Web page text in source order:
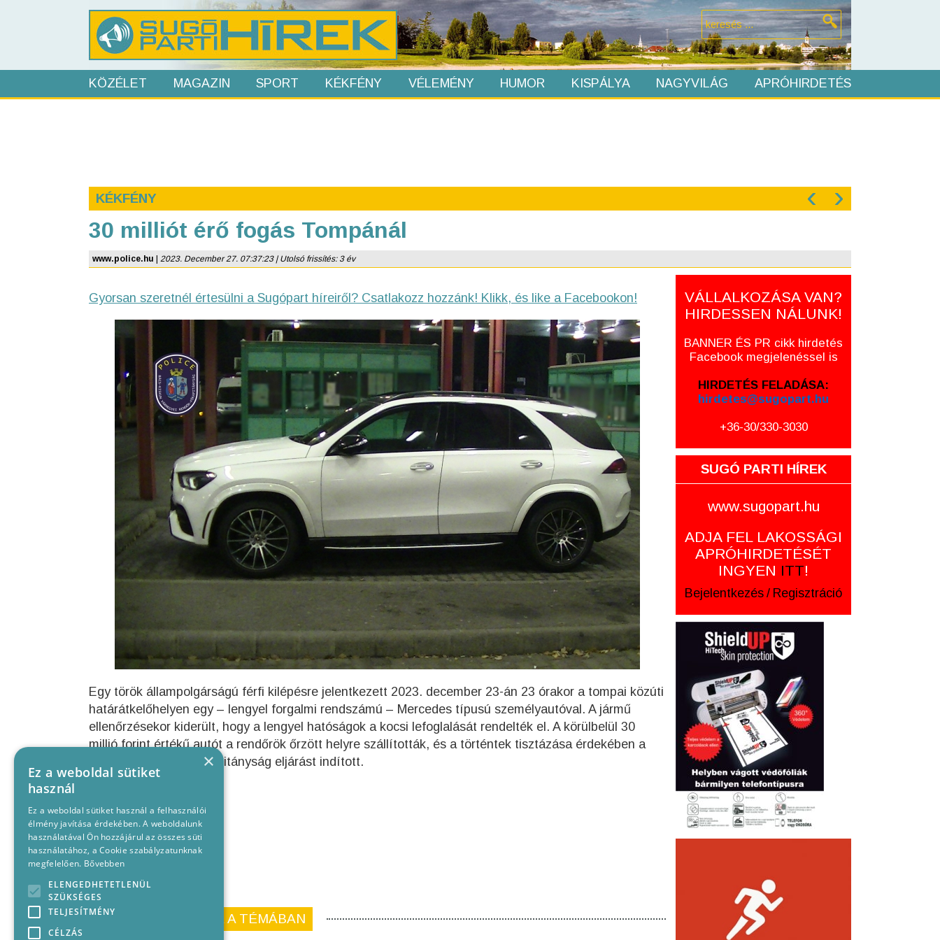
KÖZÉLET MAGAZIN SPORT KÉKFÉNY VÉLEMÉNY HUMOR KISPÁLYA NAGYVILÁG APRÓHIRDETÉS
KÉKFÉNY ‹ ›
30 milliót érő fogás Tompánál
www.police.hu 2023. December 27. 07:37:23 | Utolsó frissítés: 3 év
Gyorsan szeretnél értesülni a Sugópart híreiről? Csatlakozz hozzánk! Klikk, és like a Facebookon!
Egy török állampolgárságú férfi kilépésre jelentkezett 2023. december 23-án 23 órakor a tompai közúti
határátkelőhelyen egy – lengyel forgalmi rendszámú – Mercedes típusú személyautóval. A jármű
ellenőrzésekor kiderült, hogy a lengyel hatóságok a kocsi lefoglalását rendelték el. A körülbelül 30
millió forint értékű autót a rendőrök őrzött helyre szállították, és a történtek tisztázása érdekében a
Kiskunhalasi Rendőrkapitányság eljárást indított.
KORÁBBI CIKKEINK A TÉMÁBAN
VÁLLALKOZÁSA VAN?
HIRDESSEN NÁLUNK!
BANNER ÉS PR cikk hirdetés
Facebook megjelenéssel is
HIRDETÉS FELADÁSA:
hirdetes@sugopart.hu
+36-30/330-3030
SUGÓ PARTI HÍREK
www.sugopart.hu
ADJA FEL LAKOSSÁGI
APRÓHIRDETÉSÉT
INGYEN ITT!
Bejelentkezés / Regisztráció
×
Ez a weboldal sütiket
használ
Ez a weboldal sütiket használ a felhasználói
élmény javítása érdekében. A weboldalunk
használatával Ön hozzájárul az összes süti
használatához, a Cookie szabályzatunknak
megfelelően. Bővebben
ELENGEDHETETLENÜL
SZÜKSÉGES
TELJESÍTMÉNY
CÉLZÁS